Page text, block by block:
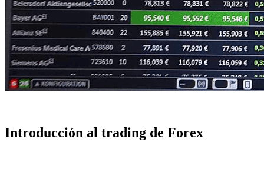
Introducción al trading de Forex